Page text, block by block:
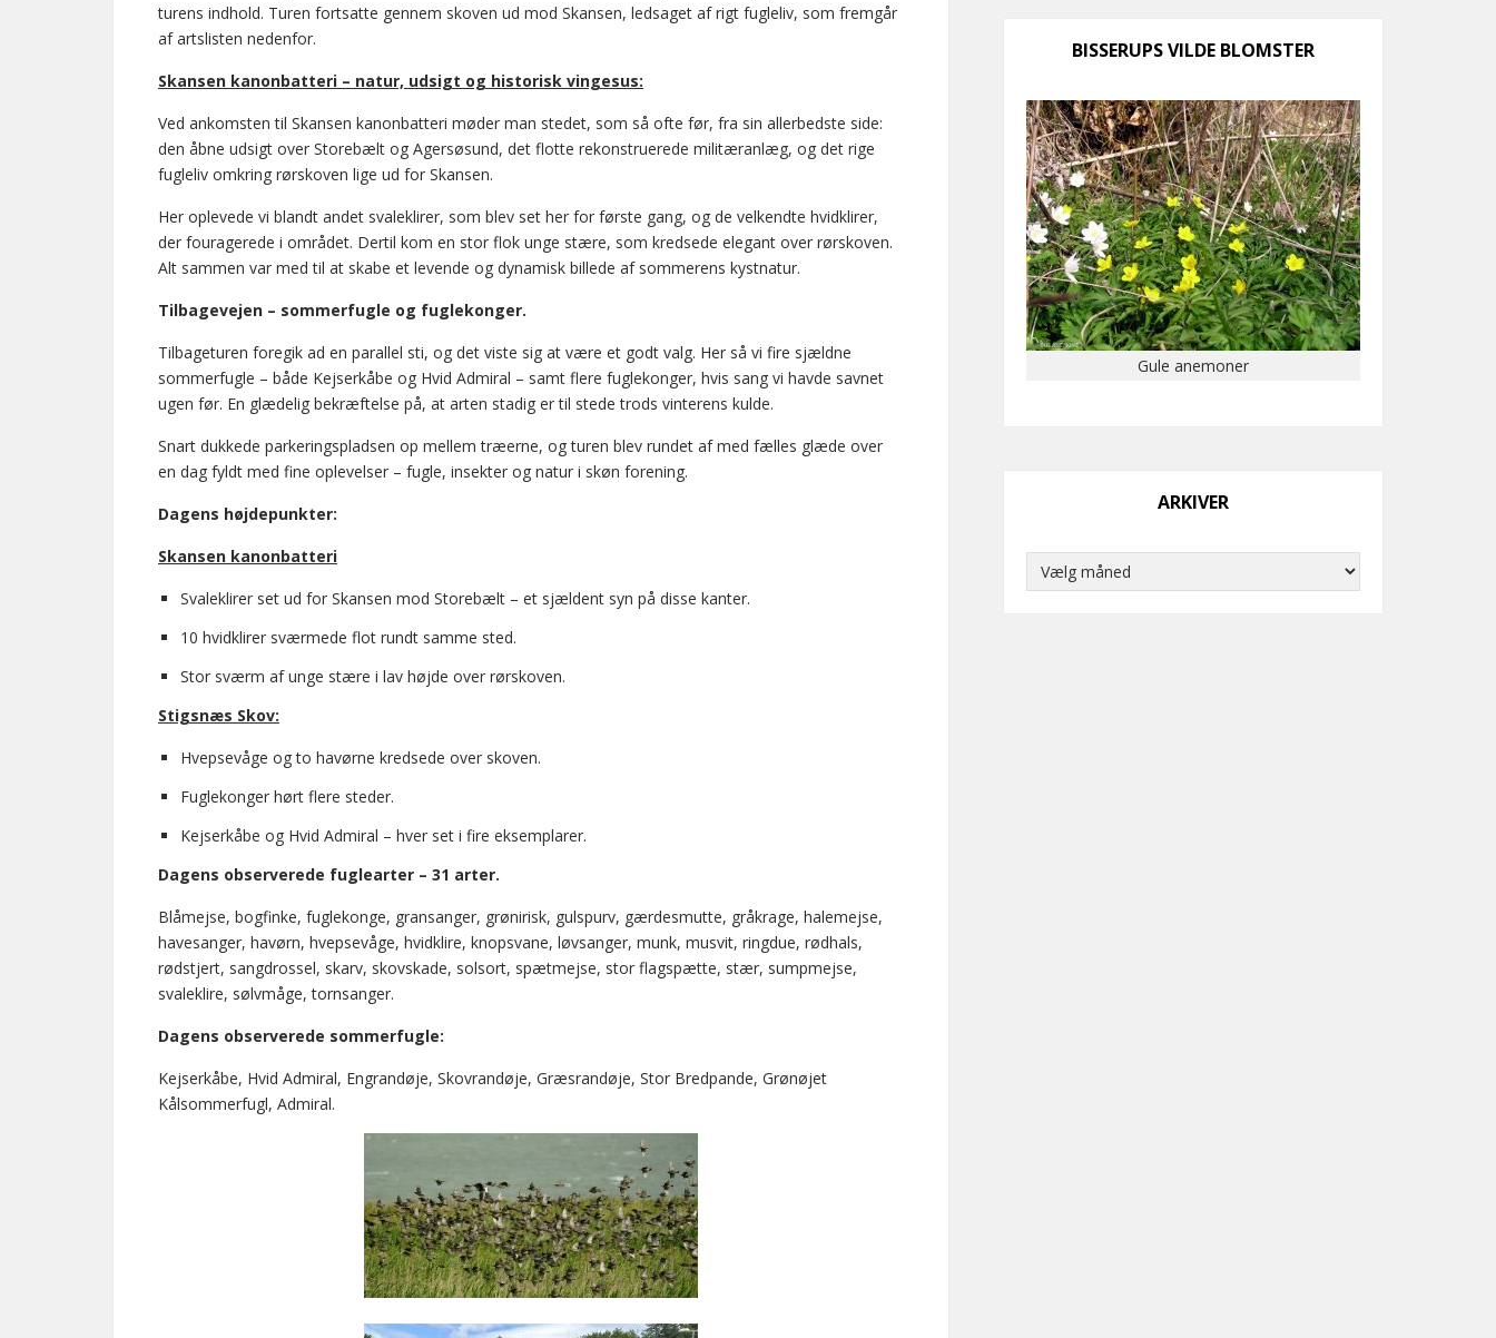
turens indhold. Turen fortsatte gennem skoven ud mod Skansen, ledsaget af rigt fugleliv, som fremgår
af artslisten nedenfor.
Skansen kanonbatteri – natur, udsigt og historisk vingesus:
Ved ankomsten til Skansen kanonbatteri møder man stedet, som så ofte før, fra sin allerbedste side:
den åbne udsigt over Storebælt og Agersøsund, det flotte rekonstruerede militæranlæg, og det rige
fugleliv omkring rørskoven lige ud for Skansen.
Her oplevede vi blandt andet svaleklirer, som blev set her for første gang, og de velkendte hvidklirer,
der fouragerede i området. Dertil kom en stor flok unge stære, som kredsede elegant over rørskoven.
Alt sammen var med til at skabe et levende og dynamisk billede af sommerens kystnatur.
Tilbagevejen – sommerfugle og fuglekonger.
Tilbageturen foregik ad en parallel sti, og det viste sig at være et godt valg. Her så vi fire sjældne
sommerfugle – både Kejserkåbe og Hvid Admiral – samt flere fuglekonger, hvis sang vi havde savnet
ugen før. En glædelig bekræftelse på, at arten stadig er til stede trods vinterens kulde.
Snart dukkede parkeringspladsen op mellem træerne, og turen blev rundet af med fælles glæde over
en dag fyldt med fine oplevelser – fugle, insekter og natur i skøn forening.
Dagens højdepunkter:
Skansen kanonbatteri
Svaleklirer set ud for Skansen mod Storebælt – et sjældent syn på disse kanter.
10 hvidklirer sværmede flot rundt samme sted.
Stor sværm af unge stære i lav højde over rørskoven.
Stigsnæs Skov:
Hvepsevåge og to havørne kredsede over skoven.
Fuglekonger hørt flere steder.
Kejserkåbe og Hvid Admiral – hver set i fire eksemplarer.
Dagens observerede fuglearter – 31 arter.
Blåmejse, bogfinke, fuglekonge, gransanger, grønirisk, gulspurv, gærdesmutte, gråkrage, halemejse,
havesanger, havørn, hvepsevåge, hvidklire, knopsvane, løvsanger, munk, musvit, ringdue, rødhals,
rødstjert, sangdrossel, skarv, skovskade, solsort, spætmejse, stor flagspætte, stær, sumpmejse,
svaleklire, sølvmåge, tornsanger.
Dagens observerede sommerfugle:
Kejserkåbe, Hvid Admiral, Engrandøje, Skovrandøje, Græsrandøje, Stor Bredpande, Grønøjet
Kålsommerfugl, Admiral.
BISSERUPS VILDE BLOMSTER
Gule anemoner
ARKIVER
Arkiver